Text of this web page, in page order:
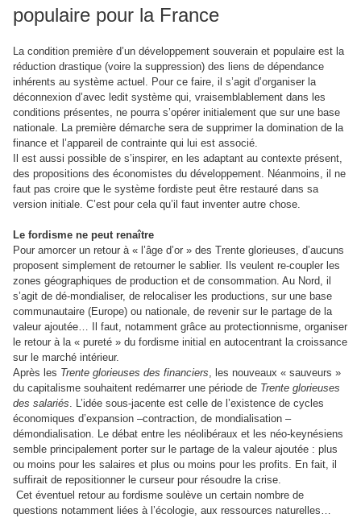
populaire pour la France
La condition première d’un développement souverain et populaire est la
réduction drastique (voire la suppression) des liens de dépendance
inhérents au système actuel. Pour ce faire, il s’agit d’organiser la
déconnexion d’avec ledit système qui, vraisemblablement dans les
conditions présentes, ne pourra s’opérer initialement que sur une base
nationale. La première démarche sera de supprimer la domination de la
finance et l’appareil de contrainte qui lui est associé.
Il est aussi possible de s’inspirer, en les adaptant au contexte présent,
des propositions des économistes du développement. Néanmoins, il ne
faut pas croire que le système fordiste peut être restauré dans sa
version initiale. C’est pour cela qu’il faut inventer autre chose.
Le fordisme ne peut renaître
Pour amorcer un retour à « l’âge d’or » des Trente glorieuses, d’aucuns
proposent simplement de retourner le sablier. Ils veulent re-coupler les
zones géographiques de production et de consommation. Au Nord, il
s’agit de dé-mondialiser, de relocaliser les productions, sur une base
communautaire (Europe) ou nationale, de revenir sur le partage de la
valeur ajoutée… Il faut, notamment grâce au protectionnisme, organiser
le retour à la « pureté » du fordisme initial en autocentrant la croissance
sur le marché intérieur.
Après les Trente glorieuses des financiers , les nouveaux « sauveurs »
du capitalisme souhaitent redémarrer une période de Trente glorieuses
des salariés . L’idée sous-jacente est celle de l’existence de cycles
économiques d’expansion –contraction, de mondialisation –
démondialisation. Le débat entre les néolibéraux et les néo-keynésiens
semble principalement porter sur le partage de la valeur ajoutée : plus
ou moins pour les salaires et plus ou moins pour les profits. En fait, il
suffirait de repositionner le curseur pour résoudre la crise.
Cet éventuel retour au fordisme soulève un certain nombre de
questions notamment liées à l’écologie, aux ressources naturelles…